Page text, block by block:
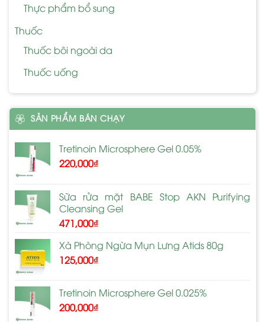
Thực phẩm bổ sung
Thuốc
Thuốc bôi ngoài da
Thuốc uống
SẢN PHẨM BÁN CHẠY
Tretinoin Microsphere Gel 0.05%
220,000₫
Sữa rửa mặt BABE Stop AKN Purifying
Cleansing Gel
471,000₫
Xà Phòng Ngừa Mụn Lưng Atids 80g
125,000₫
Tretinoin Microsphere Gel 0.025%
200,000₫